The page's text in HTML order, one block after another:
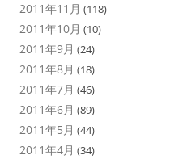
2011年11月 (118)
2011年10月 (10)
2011年9月 (24)
2011年8月 (18)
2011年7月 (46)
2011年6月 (89)
2011年5月 (44)
2011年4月 (34)